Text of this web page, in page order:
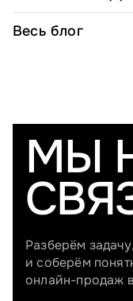
расчета
Весь блог
МЫ
Разберём
и соберём
онлайн-продаж